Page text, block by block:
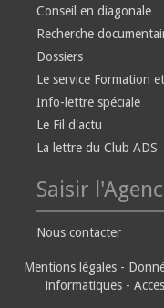
Conseil en diagonale
Recherche
Dossiers
Le service Formation
Info-lettre spéciale
Le Fil d'actu
La lettre du Club ADS
Saisir
Nous contacter
Mentions légales -
informatiques -